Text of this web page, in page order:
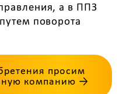
а в ППЗ
поворота
просим
компанию →